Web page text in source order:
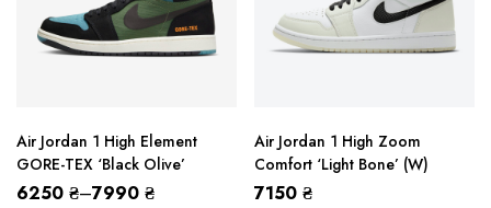
Air Jordan 1 High Element
GORE-TEX ‘Black Olive’
6250 ₴–7990 ₴
Air Jordan 1 High Zoom
Comfort ‘Light Bone’ (W)
7150 ₴